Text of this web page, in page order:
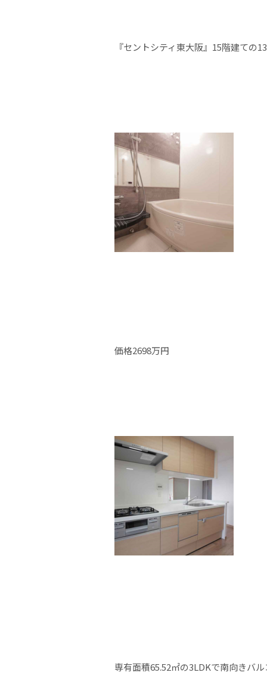
『セントシティ東大阪』15階建ての
価格2698万円
専有面積65.52㎡の3LDKで南向きバ